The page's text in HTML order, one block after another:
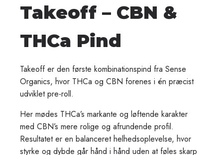
Takeoff – CBN &
THCa Pind
Takeoff er den første kombinationspind fra Sense
Organics, hvor THCa og CBN forenes i én præcist
udviklet pre-roll.
Her mødes THCa’s markante og løftende karakter
med CBN’s mere rolige og afrundende profil.
Resultatet er en balanceret helhedsoplevelse, hvor
styrke og dybde går hånd i hånd uden at føles skarp